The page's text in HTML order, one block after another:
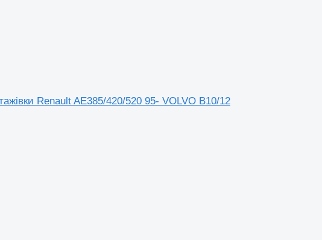
Renault AE385/420/520 95- VOLVO B10/12